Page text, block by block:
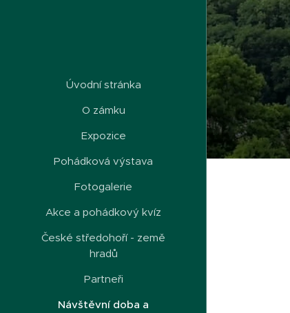
Úvodní stránka
O zámku
Expozice
Pohádková výstava
Fotogalerie
Akce a pohádkový kvíz
České středohoří - země
hradů
Partneři
Návštěvní doba a